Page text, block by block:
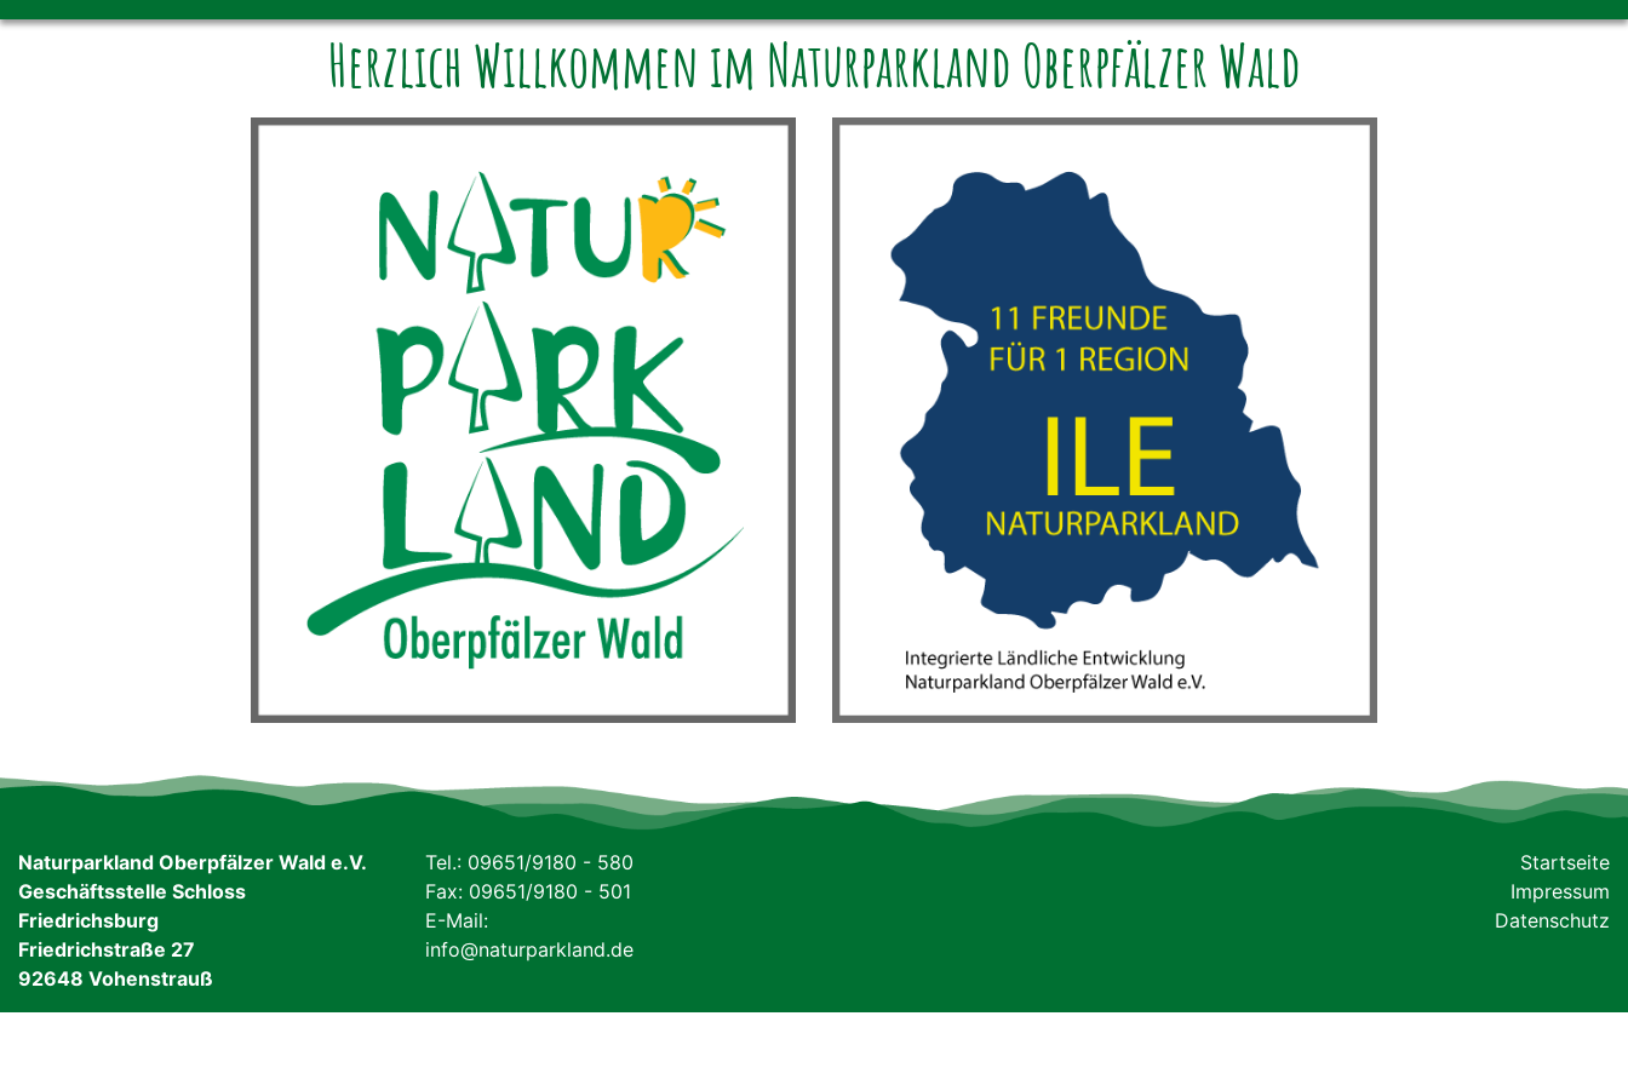
Herzlich Willkommen im Naturparkland Oberpfälzer Wald
Naturparkland Oberpfälzer Wald e.V.
Geschäftsstelle Schloss
Friedrichsburg
Friedrichstraße 27
92648 Vohenstrauß
Tel.: 09651/9180 - 580
Fax: 09651/9180 - 501
E-Mail:
info@naturparkland.de
Startseite
Impressum
Datenschutz